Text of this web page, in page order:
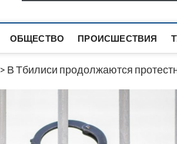
ОБЩЕСТВО ПРОИСШЕСТВИЯ
> В Тбилиси продолжаются